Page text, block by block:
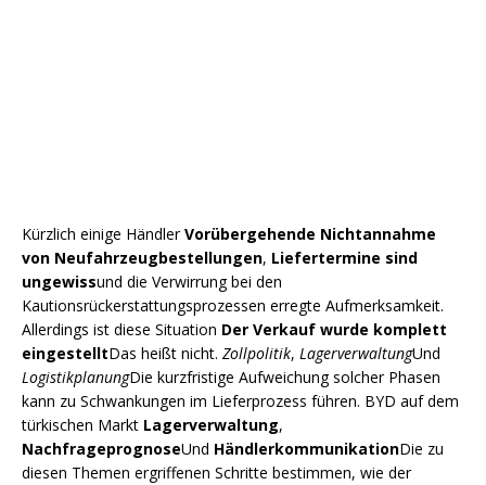
Kürzlich einige HändlerVorübergehende Nichtannahme
von Neufahrzeugbestellungen, Liefertermine sind
ungewissund die Verwirrung bei den
Kautionsrückerstattungsprozessen erregte Aufmerksamkeit.
Allerdings ist diese Situation Der Verkauf wurde komplett
eingestelltDas heißt nicht. Zollpolitik, LagerverwaltungUnd
LogistikplanungDie kurzfristige Aufweichung solcher Phasen
kann zu Schwankungen im Lieferprozess führen. BYD auf dem
türkischen Markt Lagerverwaltung,
NachfrageprognoseUnd HändlerkommunikationDie zu
diesen Themen ergriffenen Schritte bestimmen, wie der